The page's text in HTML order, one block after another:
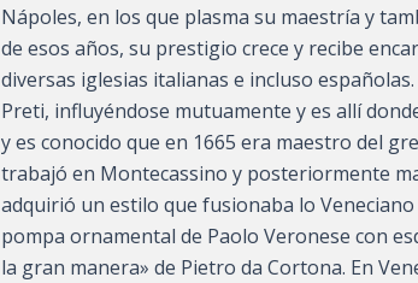
Nápoles, en los que plasma su maestría y
de esos años, su prestigio crece y recibe
diversas iglesias italianas e incluso
Preti, influyéndose mutuamente y es allí
y es conocido que en 1665 era maestro del
trabajó en Montecassino y posteriormente
adquirió un estilo que fusionaba lo Veneciano
pompa ornamental de Paolo Veronese con
la gran manera» de Pietro da Cortona. En